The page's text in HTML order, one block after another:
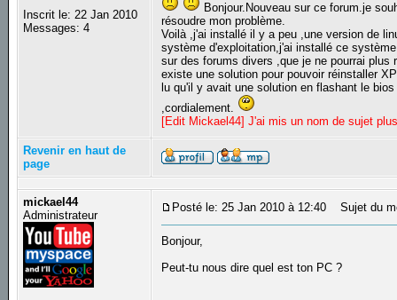
Inscrit le: 22 Jan 2010
Messages: 4
Bonjour.Nouveau sur ce forum.je
résoudre mon problème.
Voilà ,j'ai installé il y a peu ,une version de
système d'exploitation,j'ai installé ce
sur des forums divers ,que je ne pourrai
existe une solution pour pouvoir réinstaller
lu qu'il y avait une solution en flashant le
,cordialement.
[Edit Mickael44] J'ai mis un nom de sujet
Revenir en haut de
page
mickael44
Administrateur
Posté le: 25 Jan 2010 à 12:40 Sujet du
Bonjour,
Peut-tu nous dire quel est ton PC ?